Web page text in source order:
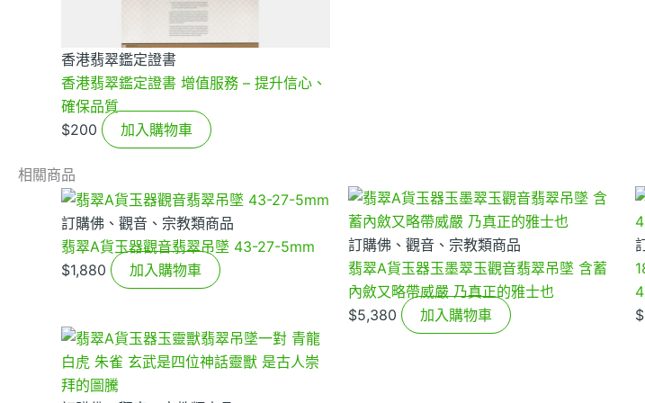
香港翡翠鑑定證書
香港翡翠鑑定證書 增值服務 – 提升信心、
確保品質
$200 加入購物車
相關商品
訂購佛、觀音、宗教類商品
翡翠A貨玉器觀音翡翠吊墜 43-27-5mm
$1,880 加入購物車
訂購佛、觀音、宗教類商品
翡翠A貨玉器玉墨翠玉觀音翡翠吊墜 含蓄
內斂又略帶威嚴 乃真正的雅士也
$5,380 加入購物車
$